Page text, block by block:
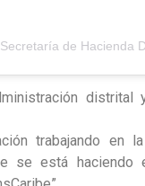
trabajando
se está haciendo